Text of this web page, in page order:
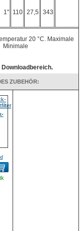
1" 110 27,5 343
20 °C. Maximale
Minimale
ZUBEHÖR: